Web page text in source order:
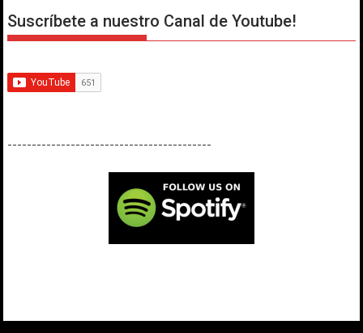
Suscríbete a nuestro Canal de Youtube!
------------------------------------------